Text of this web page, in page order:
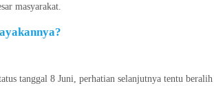
masyarakat.
tanggal 8 Juni, perhatian selanjutnya tentu